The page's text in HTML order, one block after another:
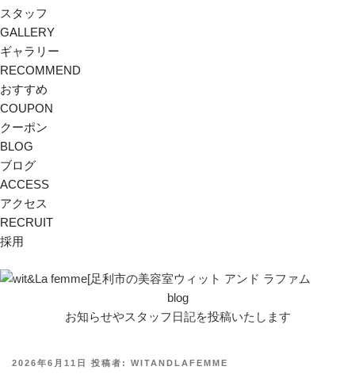
スタッフ
GALLERY
ギャラリー
RECOMMEND
おすすめ
COUPON
クーポン
BLOG
ブログ
ACCESS
アクセス
RECRUIT
採用
blog
お知らせやスタッフ日記を投稿いたします
投
2026年6月11日 投稿者: WITANDLAFEMME